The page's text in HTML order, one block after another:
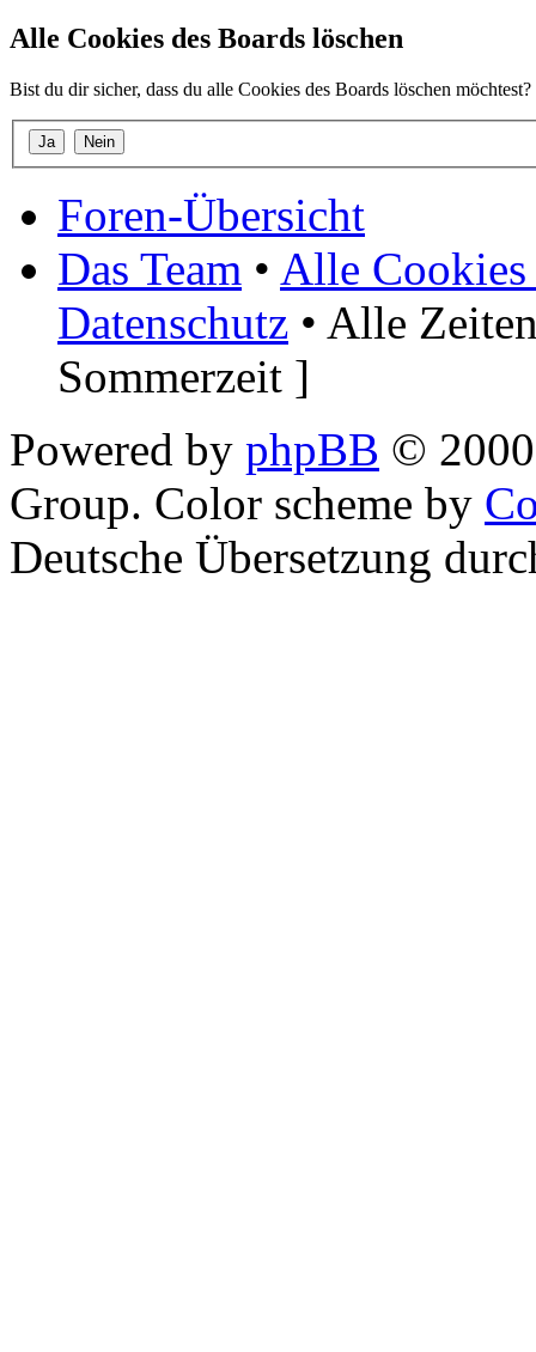
Alle Cookies des Boards löschen
Bist du dir sicher, dass du alle Cookies des Boards löschen möchtest?
Foren-Übersicht
Das Team • Alle Cookies
Datenschutz • Alle
Sommerzeit ]
Powered by phpBB ©
Group. Color scheme by
Deutsche Übersetzung